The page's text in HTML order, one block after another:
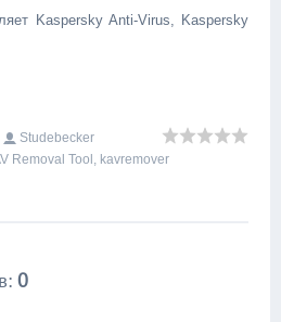
Kaspersky Anti-Virus, Kaspersky
Studebecker
Removal Tool , kavremover
: 0